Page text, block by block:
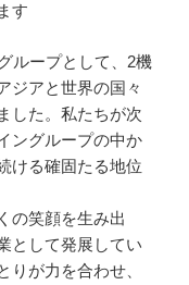
す
ループとして、2機
ジアと世界の国々
した。私たちが次
ングループの中か
ける確固たる地位
の笑顔を生み出
として発展してい
りが力を合わせ、